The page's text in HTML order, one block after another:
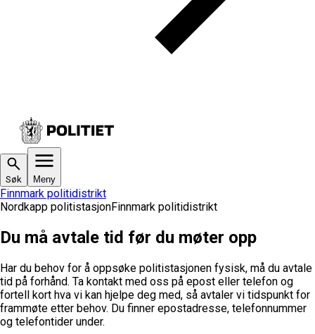
Søk Meny
Finnmark politidistrikt
Nordkapp politistasjonFinnmark politidistrikt
Du må avtale tid før du møter opp
Har du behov for å oppsøke politistasjonen fysisk, må du avtale
tid på forhånd. Ta kontakt med oss på epost eller telefon og
fortell kort hva vi kan hjelpe deg med, så avtaler vi tidspunkt for
frammøte etter behov. Du finner epostadresse, telefonnummer
og telefontider under.